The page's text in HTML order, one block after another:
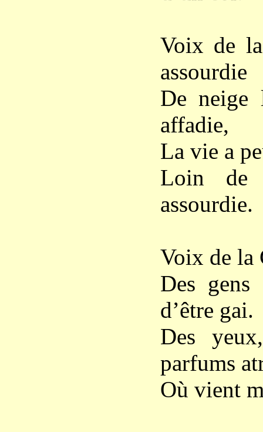
Voix de
assourdie
De
affadie,
La vie a
Loin de
assourdie.
Voix de la
Des
d’être gai.
Des
parfums
Où vient